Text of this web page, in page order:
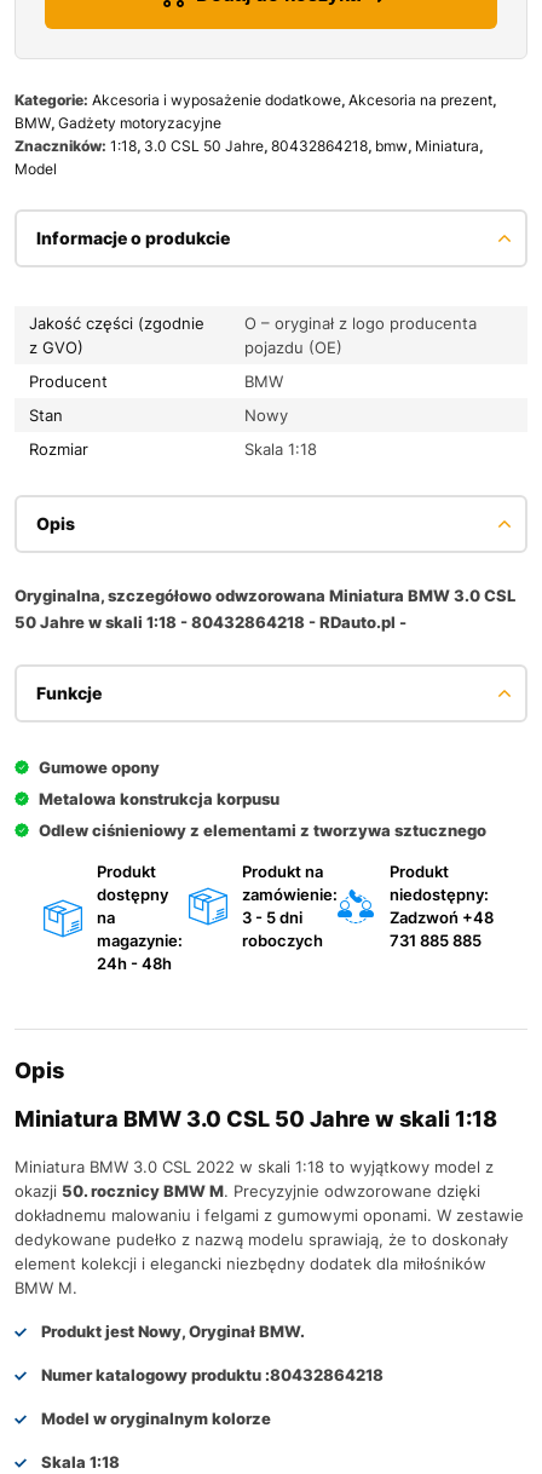
Kategorie: Akcesoria i wyposażenie dodatkowe, Akcesoria na prezent,
BMW, Gadżety motoryzacyjne
Znaczników: 1:18, 3.0 CSL 50 Jahre, 80432864218, bmw, Miniatura,
Model
Informacje o produkcie
Jakość części (zgodnie
z GVO)
O – oryginał z logo producenta
pojazdu (OE)
Producent
BMW
Stan
Nowy
Rozmiar
Skala 1:18
Opis
Oryginalna, szczegółowo odwzorowana Miniatura BMW 3.0 CSL
50 Jahre w skali 1:18 - 80432864218 - RDauto.pl -
Funkcje
Gumowe opony
Metalowa konstrukcja korpusu
Odlew ciśnieniowy z elementami z tworzywa sztucznego
Produkt
dostępny
na
magazynie:
24h - 48h
Produkt na
zamówienie:
3 - 5 dni
roboczych
Produkt
niedostępny:
Zadzwoń +48
731 885 885
Opis
Miniatura BMW 3.0 CSL 50 Jahre w skali 1:18
Miniatura BMW 3.0 CSL 2022 w skali 1:18 to wyjątkowy model z
okazji 50. rocznicy BMW M. Precyzyjnie odwzorowane dzięki
dokładnemu malowaniu i felgami z gumowymi oponami. W zestawie
dedykowane pudełko z nazwą modelu sprawiają, że to doskonały
element kolekcji i elegancki niezbędny dodatek dla miłośników
BMW M.
Produkt jest Nowy, Oryginał BMW.
Numer katalogowy produktu :80432864218
Model w oryginalnym kolorze
Skala 1:18